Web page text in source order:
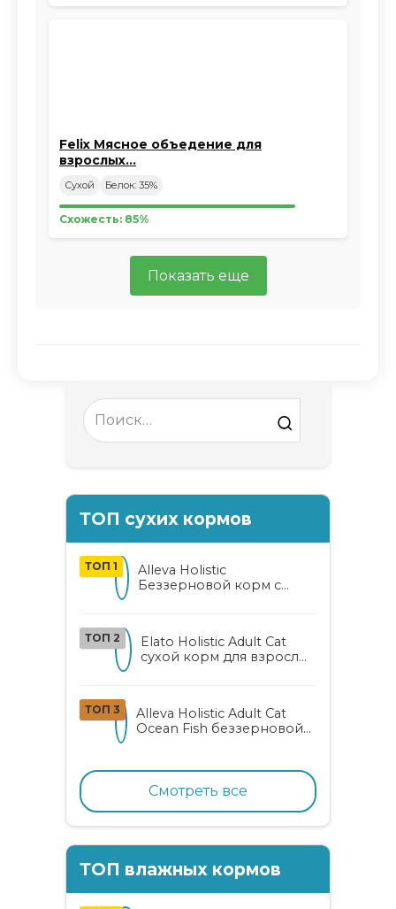
Felix Мясное объедение для
взрослых…
Сухой Белок: 35%
Схожесть: 85%
Показать еще
Search
for:
ТОП сухих кормов
ТОП 1
Alleva Holistic
Беззерновой корм с
ТОП 2
Elato Holistic Adult Cat
сухой корм для взрослых
ТОП 3
Alleva Holistic Adult Cat
Ocean Fish беззерновой
рыбой, коноплей и алоэ
вера
Смотреть все
ТОП влажных кормов